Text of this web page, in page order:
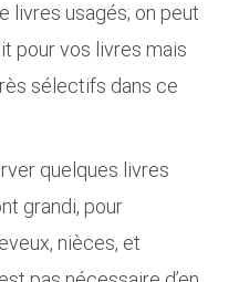
livres usagés; on peut
pour vos livres mais
sélectifs dans ce
quelques livres
grandi, pour
nièces, et